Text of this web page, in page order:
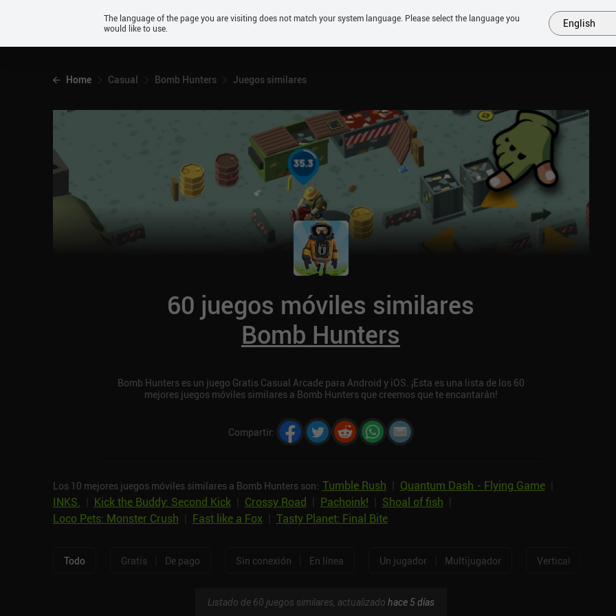
Android
PRÓXIMOS SIMILARES COLECCIONES TOP
Home Casual Bomb Hunters Juegos similares
60 juegos móviles similares
Bomb Hunters
Bomb Hunters es un juego Gratis Casual Arcade para Android y iOS. ¡Esta es una lista de los 60
mejores juegos móviles similares a Bomb Hunters que creemos que te encantarán!
Compartir:
Los 10 mejores juegos móviles similares a Bomb Hunters son: Tumble Rush Quantum Dash - Flying Game|
INKS.
Kick the Buddy: Second Kick| Crossy Road Pachoink! Shoal of fish
Loco Pets: Monster Crush
Fast like a Fox| Tasty Planet: Final Bite
Todo Gratis De pago Sin conexión En línea Un jugador Multijugador Vertical
Listado de 60 juegos similares, actualizado hace 5 días
The language of the page you are visiting does not match your system language. Please select the language you
would like to use.
English